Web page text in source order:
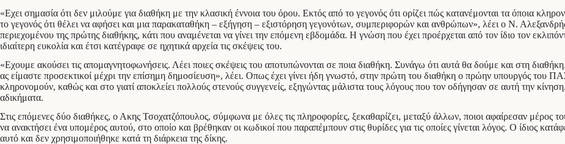
«Εχει σημασία ότι δεν μιλούμε για διαθήκη με την κλασική έννοια του όρου. Εκτός από το γεγονός ότι ορίζει πώς κατανέμονται τα όποια
το γεγονός ότι θέλει να αφήσει και μια παρακαταθήκη – εξήγηση – εξιστόρηση γεγονότων, συμπεριφορών και ανθρώπων», λέει ο Ν.
περιεχομένου της πρώτης διαθήκης, κάτι που αναμένεται να γίνει την επόμενη εβδομάδα. Η γνώση που έχει προέρχεται από τον ίδιο τον
ιδιαίτερη ευκολία και έτσι κατέγραφε σε ηχητικά αρχεία τις σκέψεις του.
«Εχουμε ακούσει τις απομαγνητοφωνήσεις. Λέει ποιες σκέψεις του αποτυπώνονται σε ποια διαθήκη. Συνάγω ότι αυτά θα δούμε και στη
ας είμαστε προσεκτικοί μέχρι την επίσημη δημοσίευση», λέει. Οπως έχει γίνει ήδη γνωστό, στην πρώτη του διαθήκη ο πρώην υπουργός του
κληρονομούν, καθώς και στο γιατί αποκλείει πολλούς στενούς συγγενείς, εξηγώντας μάλιστα τους λόγους που τον οδήγησαν σε αυτή την
αδικήματα.
Στις επόμενες δύο διαθήκες, ο Ακης Τσοχατζόπουλος, σύμφωνα με όλες τις πληροφορίες, ξεκαθαρίζει, μεταξύ άλλων, ποιοι αφαίρεσαν μέρος
να ανακτήσει ένα υπομέρος αυτού, στο οποίο και βρέθηκαν οι κωδικοί που παραπέμπουν στις θυρίδες για τις οποίες γίνεται λόγος. Ο ίδιος
αυτό και δεν χρησιμοποιήθηκε κατά τη διάρκεια της δίκης.